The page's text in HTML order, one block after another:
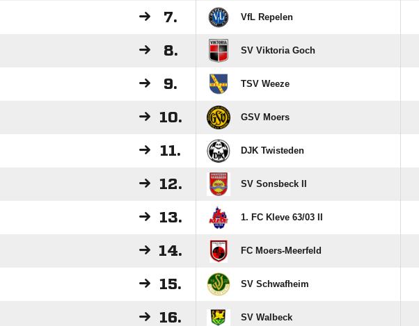
7. VfL Repelen
8. SV Viktoria Goch
9. TSV Weeze
10. GSV Moers
11. DJK Twisteden
12. SV Sonsbeck II
13. 1. FC Kleve 63/​03 II
14. FC Moers-Meerfeld
15. SV Schwafheim
16. SV Walbeck